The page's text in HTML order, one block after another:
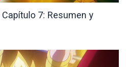
7: Resumen y